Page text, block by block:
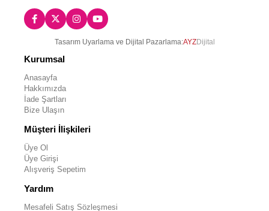
Tasarım Uyarlama ve Dijital Pazarlama:AYZDijital
Kurumsal
Anasayfa
Hakkımızda
İade Şartları
Bize Ulaşın
Müşteri İlişkileri
Üye Ol
Üye Girişi
Alışveriş Sepetim
Yardım
Mesafeli Satış Sözleşmesi